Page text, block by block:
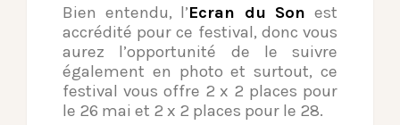
Bien entendu, l’Ecran du Son est
accrédité pour ce festival, donc vous
aurez l’opportunité de le suivre
également en photo et surtout, ce
festival vous offre 2 x 2 places pour
le 26 mai et 2 x 2 places pour le 28.